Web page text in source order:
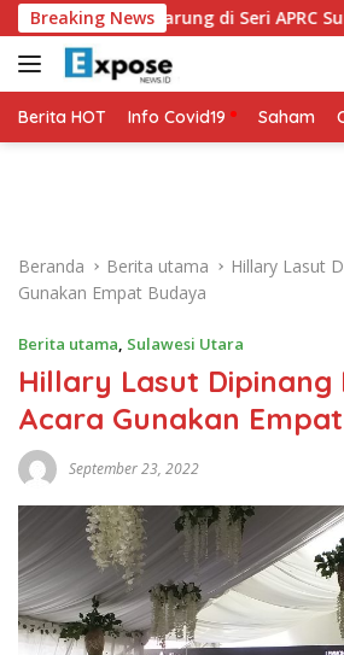
a
g
u
Breaking News
Siap Bertarung di Seri APRC
Berita HOT Info Covid19 Saham
Beranda Berita utama
Hillary Lasut
Gunakan Empat Budaya
Berita utama, Sulawesi Utara
Hillary Lasut Dipinang
Acara Gunakan
September 23, 2022